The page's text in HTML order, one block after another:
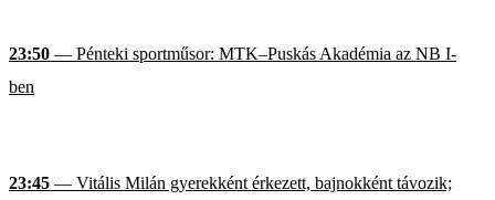
23:50 — Pénteki sportműsor: MTK–Puskás Akadémia az NB I-
ben
23:45 — Vitális Milán gyerekként érkezett, bajnokként távozik;